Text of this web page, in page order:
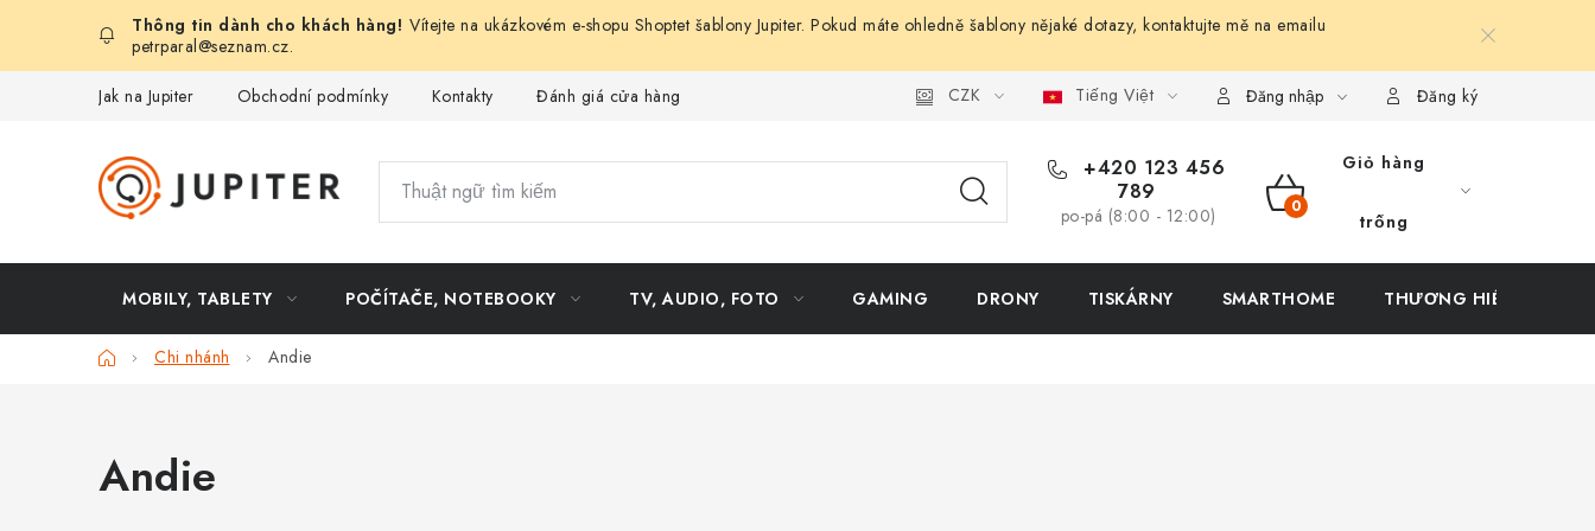
phần
Vítejte na ukázkovém e-shopu Shoptet šablony Jupiter. Pokud máte ohledně šablony nějaké dotazy, kontaktujte mě na emailu
petrparal@seznam.cz.
Jak na Jupiter Obchodní podmínky Kontakty Đánh giá cửa hàng CZK Tiếng Việt Đăng nhập Đăng ký
+420 123 456
789
po-pá (8:00 - 12:00)
GIỎ
Giỏ hàng
trống
MOBILY, TABLETY POČÍTAČE, NOTEBOOKY TV, AUDIO, FOTO GAMING DRONY TISKÁRNY SMARTHOME THƯƠNG HIỆU
TrangChi nhánh Andie
Andie